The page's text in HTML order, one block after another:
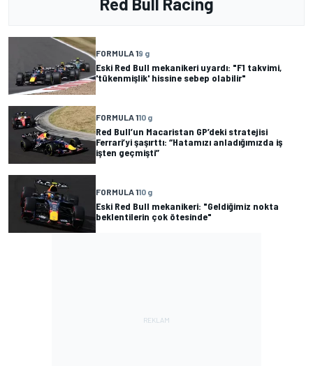
FORMULA 19 g
Eski Red Bull mekanikeri uyardı: "F1 takvimi,
'tükenmişlik' hissine sebep olabilir"
FORMULA 110 g
Red Bull’un Macaristan GP’deki stratejisi
Ferrari’yi şaşırttı: “Hatamızı anladığımızda iş
işten geçmişti”
FORMULA 110 g
Eski Red Bull mekanikeri: "Geldiğimiz nokta
beklentilerin çok ötesinde"